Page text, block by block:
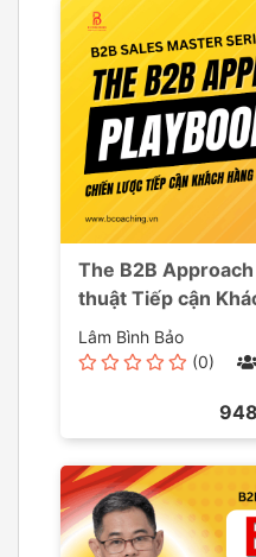
The B2B
thuật Tiếp cận
Lâm Bình Bảo
(0)